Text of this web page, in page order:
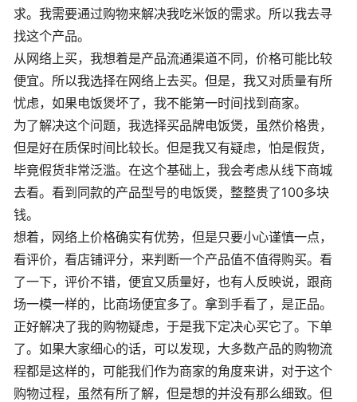
求。我需要通过购物来解决我吃米饭的需求。所以我去寻
找这个产品。
从网络上买，我想着是产品流通渠道不同，价格可能比较
便宜。所以我选择在网络上去买。但是，我又对质量有所
忧虑，如果电饭煲坏了，我不能第一时间找到商家。
为了解决这个问题，我选择买品牌电饭煲，虽然价格贵，
但是好在质保时间比较长。但是我又有疑虑，怕是假货，
毕竟假货非常泛滥。在这个基础上，我会考虑从线下商城
去看。看到同款的产品型号的电饭煲，整整贵了100多块
钱。
想着，网络上价格确实有优势，但是只要小心谨慎一点，
看评价，看店铺评分，来判断一个产品值不值得购买。看
了一下，评价不错，便宜又质量好，也有人反映说，跟商
场一模一样的，比商场便宜多了。拿到手看了，是正品。
正好解决了我的购物疑虑，于是我下定决心买它了。下单
了。如果大家细心的话，可以发现，大多数产品的购物流
程都是这样的，可能我们作为商家的角度来讲，对于这个
购物过程，虽然有所了解，但是想的并没有那么细致。但